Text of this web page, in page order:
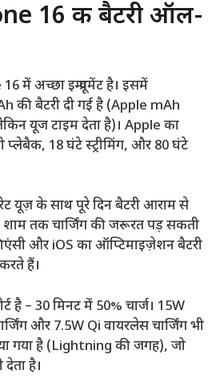
16 की बैटरी ऑल-
में अच्छा इम्प्रूवमेंट है। इसमें
की बैटरी दी गई है (Apple mAh
यूज टाइम देता है)। Apple का
प्लेबैक, 18 घंटे स्ट्रीमिंग, और 80 घंटे
यूज़ के साथ पूरे दिन बैटरी आराम से
शाम तक चार्जिंग की जरूरत पड़ सकती
और iOS का ऑप्टिमाइज़ेशन बैटरी
हैं।
है – 30 मिनट में 50% चार्ज। 15W
और 7.5W Qi वायरलेस चार्जिंग भी
गया है (Lightning की जगह), जो
देता है।